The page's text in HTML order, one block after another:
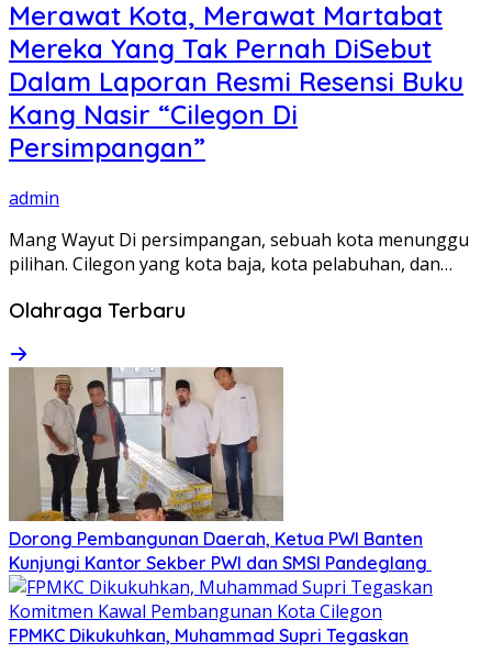
Merawat Kota, Merawat Martabat
Mereka Yang Tak Pernah DiSebut
Dalam Laporan Resmi Resensi Buku
Kang Nasir “Cilegon Di
Persimpangan”
admin
Mang Wayut Di persimpangan, sebuah kota menunggu
pilihan. Cilegon yang kota baja, kota pelabuhan, dan…
Olahraga Terbaru
Dorong Pembangunan Daerah, Ketua PWI Banten
Kunjungi Kantor Sekber PWI dan SMSI Pandeglang
FPMKC Dikukuhkan, Muhammad Supri Tegaskan